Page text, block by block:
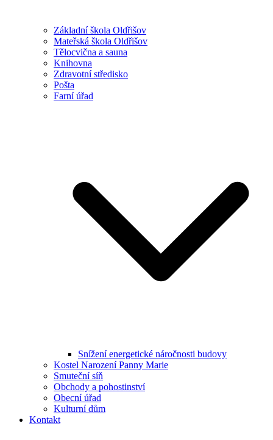
Základní škola Oldřišov
Mateřská škola Oldřišov
Tělocvična a sauna
Knihovna
Zdravotní středisko
Pošta
Farní úřad
Snížení energetické náročnosti budovy
Kostel Narození Panny Marie
Smuteční síň
Obchody a pohostinství
Obecní úřad
Kulturní dům
Kontakt